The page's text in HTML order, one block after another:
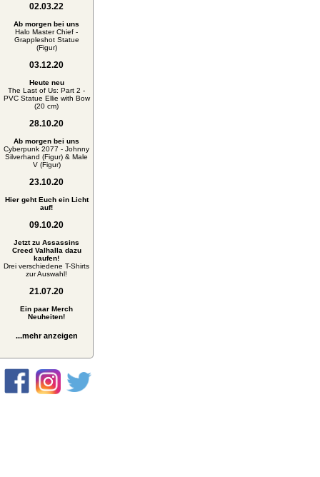
02.03.22
Ab morgen bei uns
Halo Master Chief -
Grappleshot Statue
(Figur)
03.12.20
Heute neu
The Last of Us: Part 2 -
PVC Statue Ellie with Bow
(20 cm)
28.10.20
Ab morgen bei uns
Cyberpunk 2077 - Johnny
Silverhand (Figur) & Male
V (Figur)
23.10.20
Hier geht Euch ein Licht
auf!
09.10.20
Jetzt zu Assassins
Creed Valhalla dazu
kaufen!
Drei verschiedene T-Shirts
zur Auswahl!
21.07.20
Ein paar Merch
Neuheiten!
...mehr anzeigen